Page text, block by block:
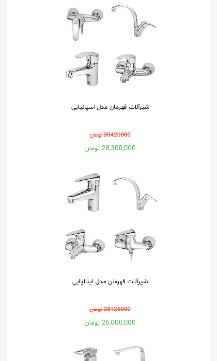
شیرآلات قهرمان مدل اسپانیایی
30420000 تومان
28,300,000 تومان
شیرآلات قهرمان مدل ایتالیایی
28126000 تومان
26,000,000 تومان